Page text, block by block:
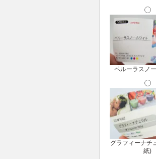
ペルーラスノ
グラフィーナチ
紙)